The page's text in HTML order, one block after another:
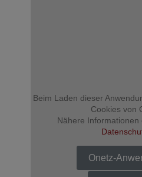
Beim Laden dieser
Cookies von
Nähere
Onetz-